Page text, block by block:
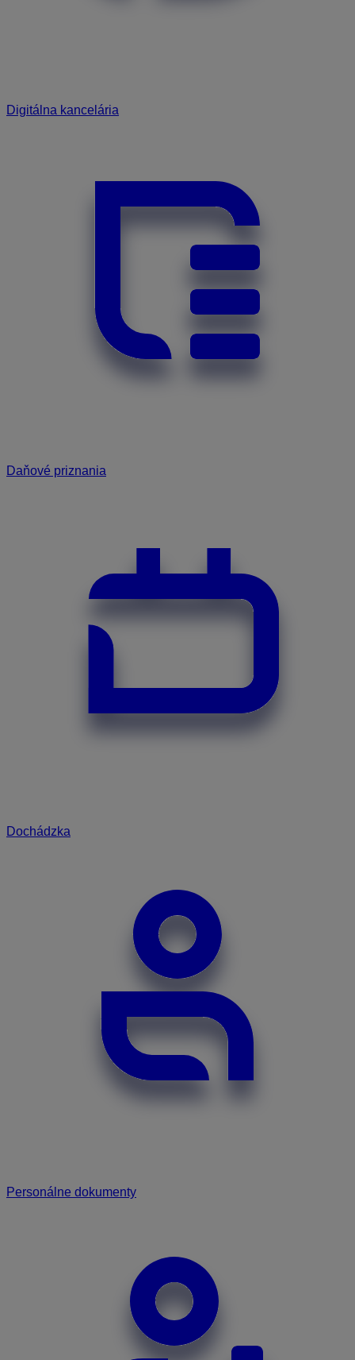
Digitálna kancelária
Daňové priznania
Dochádzka
Personálne dokumenty